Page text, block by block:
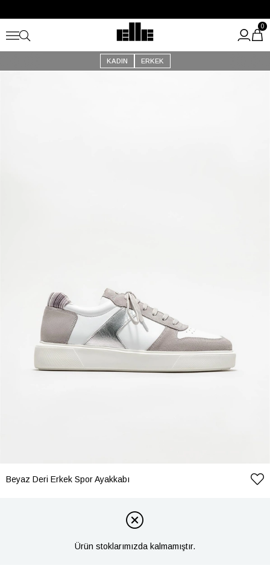
Kargo Ücretsiz!
KADIN ERKEK
0
Beyaz Deri Erkek Spor Ayakkabı
Ürün stoklarımızda kalmamıştır.